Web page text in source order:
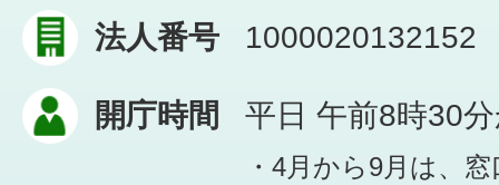
法人番号 1000020132152
開庁時間 平日 午前8時30
・4月から9月は、